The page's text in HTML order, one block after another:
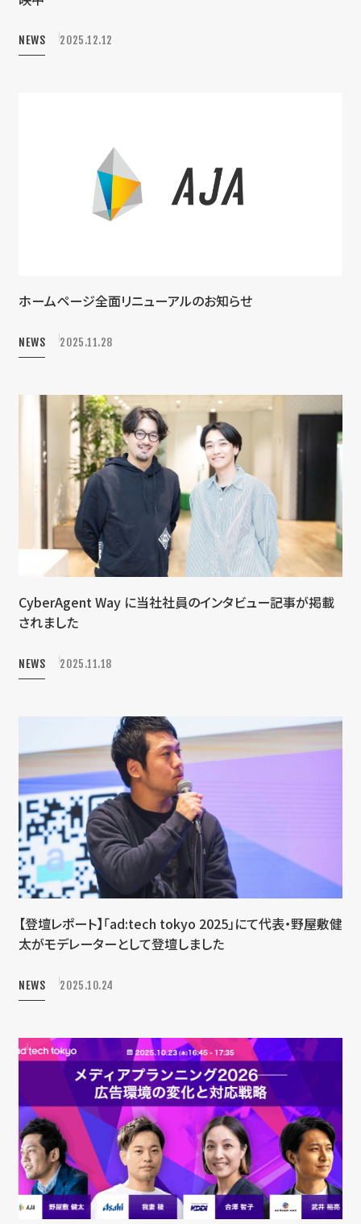
NEWS 2025.12.12
ホームページ全面リニューアルのお知らせ
NEWS 2025.11.28
CyberAgent Way に当社社員のインタビュー記事が掲載
されました
NEWS 2025.11.18
【登壇レポート】「ad:tech tokyo 2025」にて代表・野屋敷健
太がモデレーターとして登壇しました
NEWS 2025.10.24